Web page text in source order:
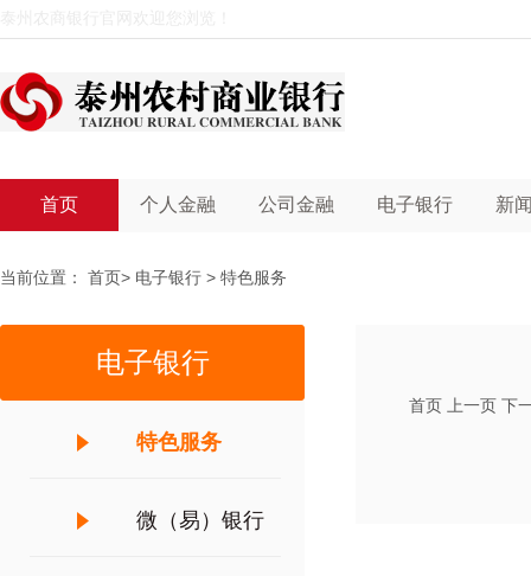
首页 个人金融 公司金融 电子银行 新
当前位置： 首页> 电子银行 > 特色服务
电子银行
特色服务
微（易）银行
首页 上一页 下